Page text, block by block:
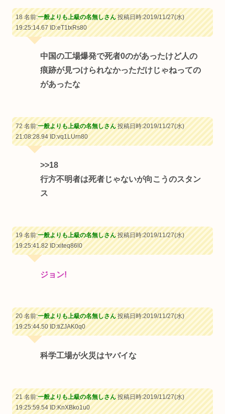
18 名前:一般よりも上級の名無しさん投稿日時:2019/11/27(水)
19:25:14.67ID:eT1txRs80
中国の工場爆発で死者0のがあったけど人の
痕跡が見つけられなかっただけじゃねっての
があったな
72 名前:一般よりも上級の名無しさん投稿日時:2019/11/27(水)
21:08:28.94ID:vq1LUrn80
>>18
行方不明者は死者じゃないが向こうのスタン
ス
19 名前:一般よりも上級の名無しさん投稿日時:2019/11/27(水)
19:25:41.82ID:xiteq86l0
ジョン!
20 名前:一般よりも上級の名無しさん投稿日時:2019/11/27(水)
19:25:44.50ID:tiZJAK0q0
科学工場が火災はヤバイな
21 名前:一般よりも上級の名無しさん投稿日時:2019/11/27(水)
19:25:59.54ID:KnXBko1u0